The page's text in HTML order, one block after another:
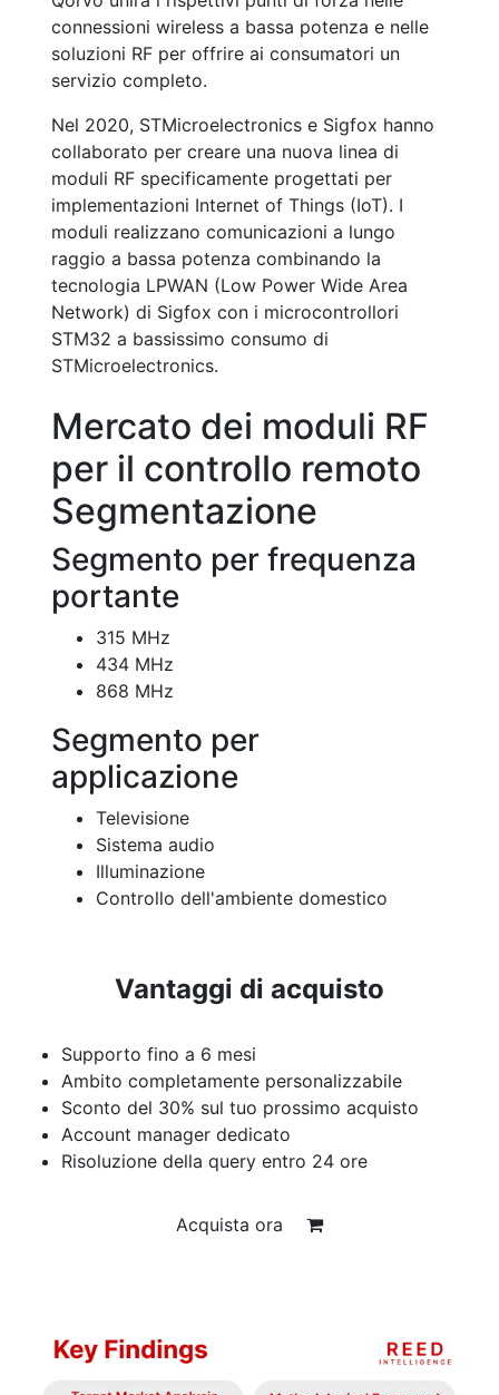
connessioni wireless a bassa potenza e nelle
soluzioni RF per offrire ai consumatori un
servizio completo.
Nel 2020, STMicroelectronics e Sigfox hanno
collaborato per creare una nuova linea di
moduli RF specificamente progettati per
implementazioni Internet of Things (IoT). I
moduli realizzano comunicazioni a lungo
raggio a bassa potenza combinando la
tecnologia LPWAN (Low Power Wide Area
Network) di Sigfox con i microcontrollori
STM32 a bassissimo consumo di
STMicroelectronics.
Mercato dei moduli RF
per il controllo remoto
Segmentazione
Segmento per frequenza
portante
315 MHz
434 MHz
868 MHz
Segmento per
applicazione
Televisione
Sistema audio
Illuminazione
Controllo dell'ambiente domestico
Vantaggi di acquisto
Supporto fino a 6 mesi
Ambito completamente personalizzabile
Sconto del 30% sul tuo prossimo acquisto
Account manager dedicato
Risoluzione della query entro 24 ore
Acquista ora